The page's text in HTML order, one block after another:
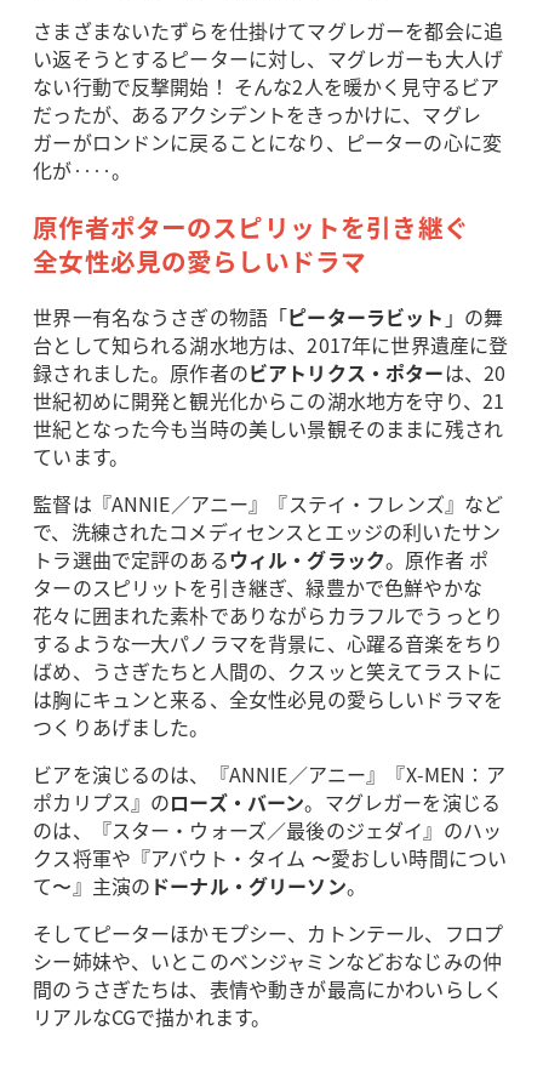
さまざまないたずらを仕掛けてマグレガーを都会に追
い返そうとするピーターに対し、マグレガーも大人げ
ない行動で反撃開始！ そんな2人を暖かく見守るビア
だったが、あるアクシデントをきっかけに、マグレ
ガーがロンドンに戻ることになり、ピーターの心に変
化が‥‥。
原作者ポターのスピリットを引き継ぐ
全女性必見の愛らしいドラマ
世界一有名なうさぎの物語「ピーターラビット 」の舞
台として知られる湖水地方は、2017年に世界遺産に登
録されました。原作者のビアトリクス・ポターは、20
世紀初めに開発と観光化からこの湖水地方を守り、21
世紀となった今も当時の美しい景観そのままに残され
ています。
監督は『ANNIE／アニー』『ステイ・フレンズ』など
で、洗練されたコメディセンスとエッジの利いたサン
トラ選曲で定評のあるウィル・グラック。原作者 ポ
ターのスピリットを引き継ぎ、緑豊かで色鮮やかな
花々に囲まれた素朴でありながらカラフルでうっとり
するような一大パノラマを背景に、心躍る音楽をちり
ばめ、うさぎたちと人間の、クスッと笑えてラストに
は胸にキュンと来る、全女性必見の愛らしいドラマを
つくりあげました。
ビアを演じるのは、『ANNIE／アニー』『X-MEN：ア
ポカリプス』のローズ・バーン。マグレガーを演じる
のは、『スター・ウォーズ／最後のジェダイ』のハッ
クス将軍や『アバウト・タイム 〜愛おしい時間につい
て〜』主演の ドーナル・グリーソン。
そしてピーターほかモプシー、カトンテール、フロプ
シー姉妹や、いとこのベンジャミンなどおなじみの仲
間のうさぎたちは、表情や動きが最高にかわいらしく
リアルなCGで描かれます。